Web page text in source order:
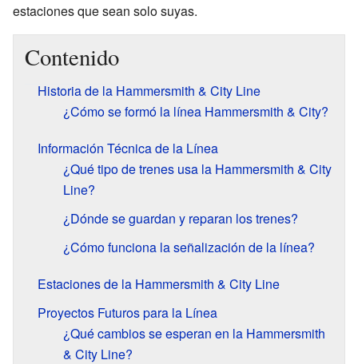
estaciones que sean solo suyas.
Contenido
Historia de la Hammersmith & City Line
¿Cómo se formó la línea Hammersmith & City?
Información Técnica de la Línea
¿Qué tipo de trenes usa la Hammersmith & City
Line?
¿Dónde se guardan y reparan los trenes?
¿Cómo funciona la señalización de la línea?
Estaciones de la Hammersmith & City Line
Proyectos Futuros para la Línea
¿Qué cambios se esperan en la Hammersmith
& City Line?